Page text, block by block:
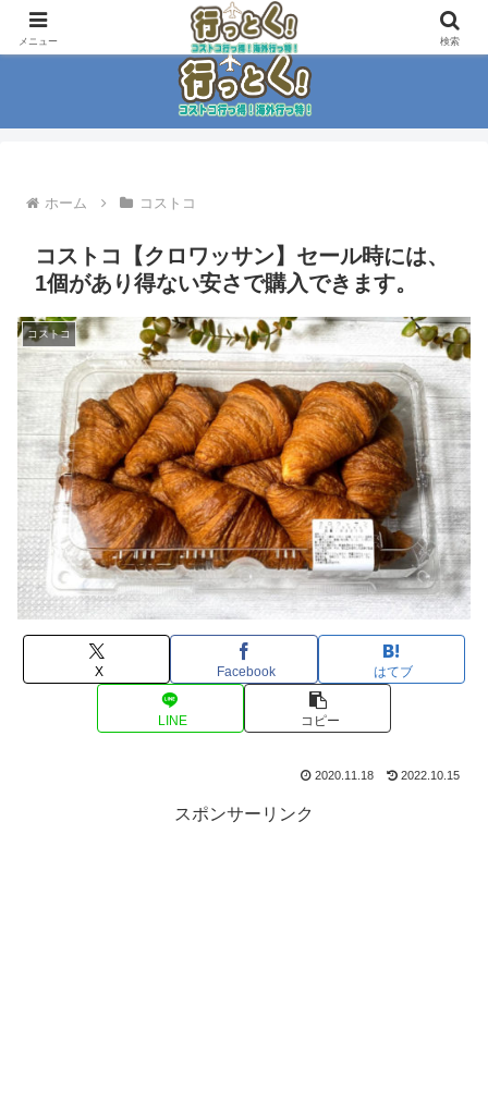
コストコ大好き家族がイチ押商品紹介！！
ホーム コストコ
コストコ【クロワッサン】セール時には、
1個があり得ない安さで購入できます。
コストコ
X Facebook はてブ
LINE コピー
2020.11.18 2022.10.15
スポンサーリンク
メニュー 検索